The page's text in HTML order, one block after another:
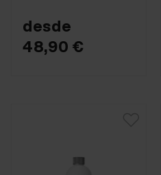
desde
48,90 €